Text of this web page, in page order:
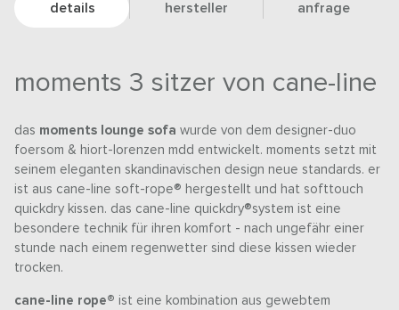
details hersteller anfrage
moments 3 sitzer von cane-line
das moments lounge sofa wurde von dem designer-duo
foersom & hiort-lorenzen mdd entwickelt. moments setzt mit
seinem eleganten skandinavischen design neue standards. er
ist aus cane-line soft-rope® hergestellt und hat softtouch
quickdry kissen. das cane-line quickdry®system ist eine
besondere technik für ihren komfort - nach ungefähr einer
stunde nach einem regenwetter sind diese kissen wieder
trocken.
cane-line rope® ist eine kombination aus gewebtem